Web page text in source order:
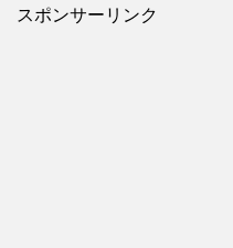
スポンサーリンク